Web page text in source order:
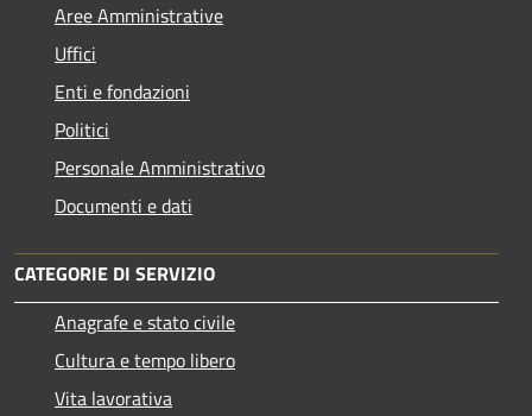
Aree Amministrative
Uffici
Enti e fondazioni
Politici
Personale Amministrativo
Documenti e dati
CATEGORIE DI SERVIZIO
Anagrafe e stato civile
Cultura e tempo libero
Vita lavorativa